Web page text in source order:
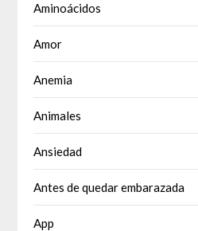
Aminoácidos
Amor
Anemia
Animales
Ansiedad
Antes de quedar embarazada
App